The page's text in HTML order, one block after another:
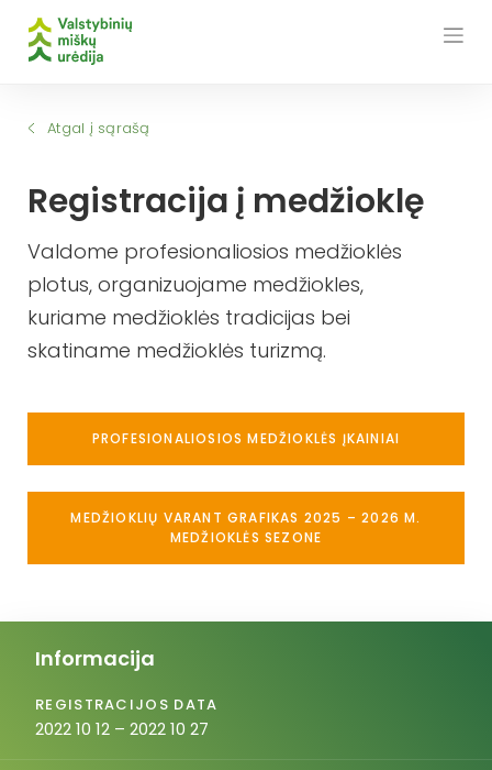
Atgal į sąrašą
Registracija į medžioklę
Valdome profesionaliosios medžioklės
plotus, organizuojame medžiokles,
kuriame medžioklės tradicijas bei
skatiname medžioklės turizmą.
PROFESIONALIOSIOS MEDŽIOKLĖS ĮKAINIAI
MEDŽIOKLIŲ VARANT GRAFIKAS 2025 – 2026 M.
MEDŽIOKLĖS SEZONE
Informacija
REGISTRACIJOS DATA
2022 10 12 – 2022 10 27